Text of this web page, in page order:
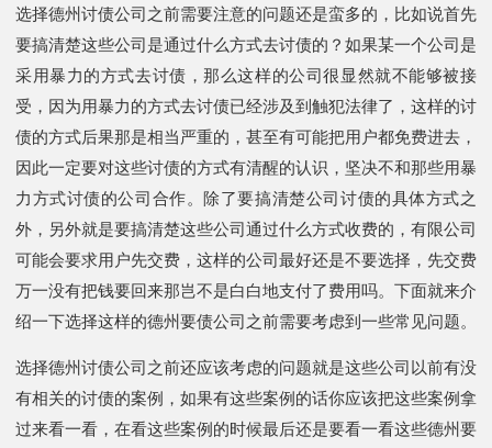
选择德州讨债公司之前需要注意的问题还是蛮多的，比如说首先
要搞清楚这些公司是通过什么方式去讨债的？如果某一个公司是
采用暴力的方式去讨债，那么这样的公司很显然就不能够被接
受，因为用暴力的方式去讨债已经涉及到触犯法律了，这样的讨
债的方式后果那是相当严重的，甚至有可能把用户都免费进去，
因此一定要对这些讨债的方式有清醒的认识，坚决不和那些用暴
力方式讨债的公司合作。除了要搞清楚公司讨债的具体方式之
外，另外就是要搞清楚这些公司通过什么方式收费的，有限公司
可能会要求用户先交费，这样的公司最好还是不要选择，先交费
万一没有把钱要回来那岂不是白白地支付了费用吗。下面就来介
绍一下选择这样的德州要债公司之前需要考虑到一些常见问题。
选择德州讨债公司之前还应该考虑的问题就是这些公司以前有没
有相关的讨债的案例，如果有这些案例的话你应该把这些案例拿
过来看一看，在看这些案例的时候最后还是要看一看这些德州要